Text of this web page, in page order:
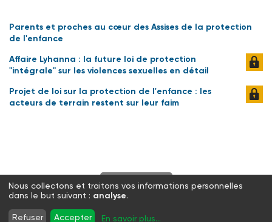
Parents et proches au cœur des Assises de la protection
de l'enfance
Affaire Lyhanna : la future loi de protection
"intégrale" sur les violences sexuelles en détail
Projet de loi sur la protection de l'enfance : les
acteurs de terrain restent sur leur faim
S'abonner
Twitter Facebook
WhatsApp
Nous collectons et traitons vos informations personnelles
dans le but suivant : analyse.
Refuser Accepter En savoir plus...